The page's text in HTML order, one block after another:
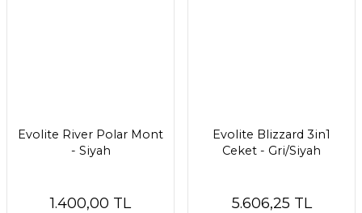
Evolite River Polar Mont
- Siyah
1.400,00 TL
Evolite Blizzard 3in1
Ceket - Gri/Siyah
5.606,25 TL